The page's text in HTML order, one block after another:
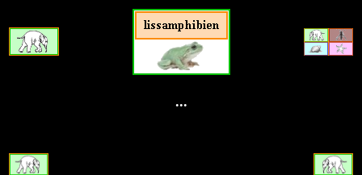
...